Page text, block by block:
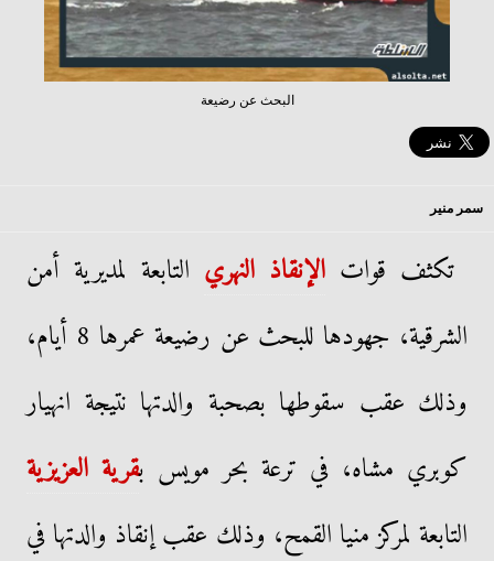
البحث عن رضيعة
سمر منير
تكثف قوات الإنقاذ النهري التابعة لمديرية أمن
الشرقية، جهودها للبحث عن رضيعة عمرها 8 أيام،
وذلك عقب سقوطها بصحبة والدتها نتيجة انهيار
كوبري مشاه، في ترعة بحر مويس بقرية العزيزية
التابعة لمركز منيا القمح، وذلك عقب إنقاذ والدتها في